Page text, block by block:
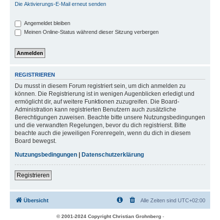
Die Aktivierungs-E-Mail erneut senden
Angemeldet bleiben
Meinen Online-Status während dieser Sitzung verbergen
REGISTRIEREN
Du musst in diesem Forum registriert sein, um dich anmelden zu
können. Die Registrierung ist in wenigen Augenblicken erledigt und
ermöglicht dir, auf weitere Funktionen zuzugreifen. Die Board-
Administration kann registrierten Benutzern auch zusätzliche
Berechtigungen zuweisen. Beachte bitte unsere Nutzungsbedingungen
und die verwandten Regelungen, bevor du dich registrierst. Bitte
beachte auch die jeweiligen Forenregeln, wenn du dich in diesem
Board bewegst.
Nutzungsbedingungen
Datenschutzerklärung
Registrieren
Übersicht Alle Zeiten sind UTC+02:00
© 2001-2024 Copyright Christian Grohnberg-